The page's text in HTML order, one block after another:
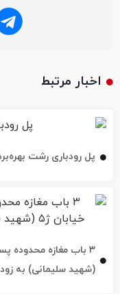
اخبار مرتبط
پل رودباری رشت
(شهید سلیمانی) به